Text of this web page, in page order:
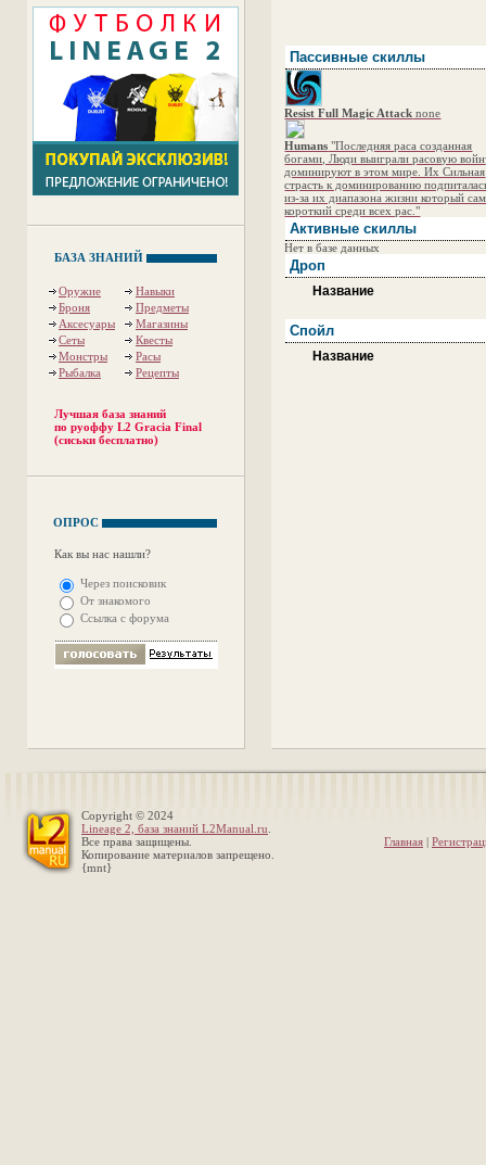
БАЗА ЗНАНИЙ
Оружие
Навыки
Броня
Предметы
Аксесуары
Магазины
Сеты
Квесты
Монстры
Расы
Рыбалка
Рецепты
Лучшая база знаний
по руоффу L2 Gracia Final
(сиськи бесплатно)
ОПРОС
Как вы нас нашли?
Через поисковик
От знакомого
Ссылка с форума
Пассивные скиллы
Resist Full Magic Attack none
Humans "Последняя раса созданная
богами, Люди выиграли расовую
доминируют в этом мире. Их Сильная
страсть к доминированию
из-за их диапазона жизни который
короткий среди всех рас."
Активные скиллы
Нет в базе данных
Дроп
Название
Спойл
Название
Copyright © 2024
Lineage 2, база знаний L2Manual.ru
Все права защищены.
Копирование материалов запрещено.
{mnt}
Главная |